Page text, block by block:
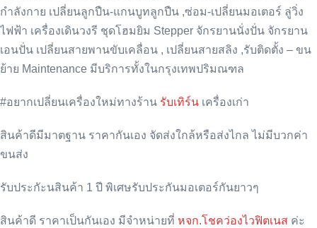
กำลังกาย เปลี่ยนลูกปืน-แกนบูทลูกปืน ,ซ่อม-เปลี่ยนมอเตอร์ ลู่วิ่ง
ไฟฟ้า เครื่องเดินวงรี ชุดโฮมยิม Stepper จักรยานนั่งปั่น จักรยาน
เอนปั่น เปลี่ยนสายพานขับเคลื่อน , เปลี่ยนสายสลิง ,รับติดตั้ง – ขน
ย้าย Maintenance มีบริการทั้งในกรุงเทพปริมณฑล
#อยากเปลี่ยนเครื่องใหม่ทางร้าน รับเทิร์น เครื่องเก่า
สินค้าดีมีมาตฐาน ราคากันเอง จัดส่งใกล้หรือส่งไกล ไม่มีบวกค่า
ขนส่ง
รับประกัะนสินค้า 1 ปี พิเศษรับประกันมอเตอร์กันยาวๆ
สินค้าดี ราคาเป็นกันเอง มีจำหน่ายที่ หจก.โชคว่องไวฟิตเนส ค่ะ